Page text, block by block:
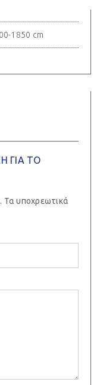
1850 cm
ΓΙΑ ΤΟ
Τα υποχρεωτικά